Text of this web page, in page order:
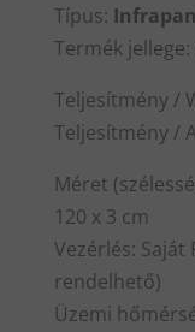
Típus:
Termék
Teljesítmény /
Teljesítmény /
Méret
120 x 3 cm
Vezérlés: Saját
rendelhető)
Üzemi